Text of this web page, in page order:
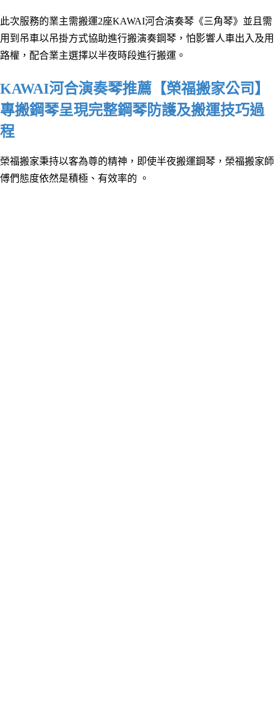
此次服務的業主需搬運2座KAWAI河合演奏琴《三角琴》並且需
用到吊車以吊掛方式協助進行搬演奏鋼琴，怕影響人車出入及用
路權，配合業主選擇以半夜時段進行搬運。
KAWAI河合演奏琴推薦【榮福搬家公司】
專搬鋼琴呈現完整鋼琴防護及搬運技巧過
程
榮福搬家秉持以客為尊的精神，即使半夜搬運鋼琴，榮福搬家師
傅們態度依然是積極、有效率的 。